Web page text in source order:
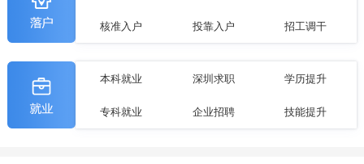
核准入户 投靠入户 招工调干
本科就业 深圳求职 学历提升
专科就业 企业招聘 技能提升